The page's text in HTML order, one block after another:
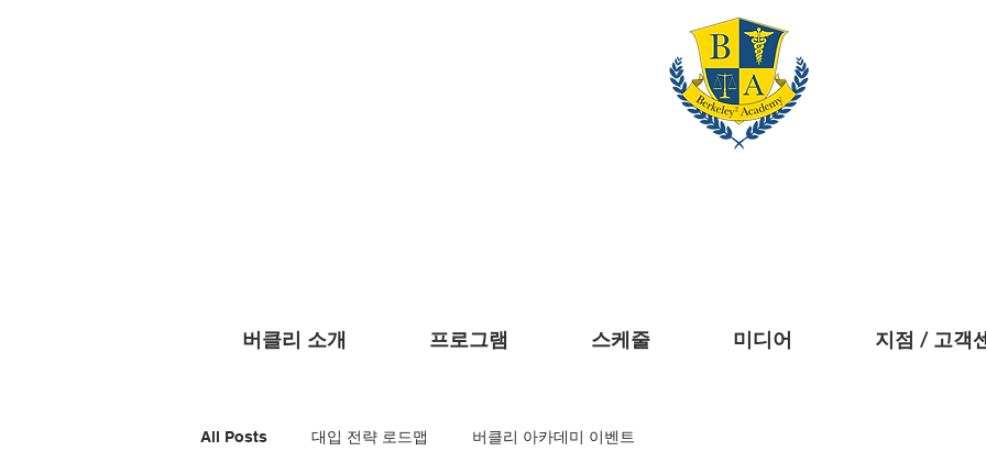
All Posts 대입 전략 로드맵 버클리 아카데미 이벤트
버클리 소개 프로그램 스케줄 미디어 지점 / 고객